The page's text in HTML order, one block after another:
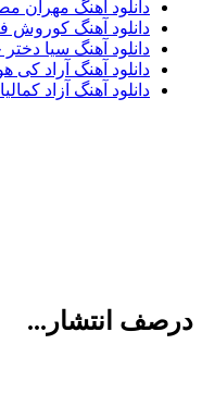
دانلود آهنگ مهران
دانلود آهنگ کوروش فیانسه
دانلود آهنگ سیا دختر
دانلود آهنگ آراد کی هواییت
دانلود آهنگ آزاد کمالیان
انتشار...